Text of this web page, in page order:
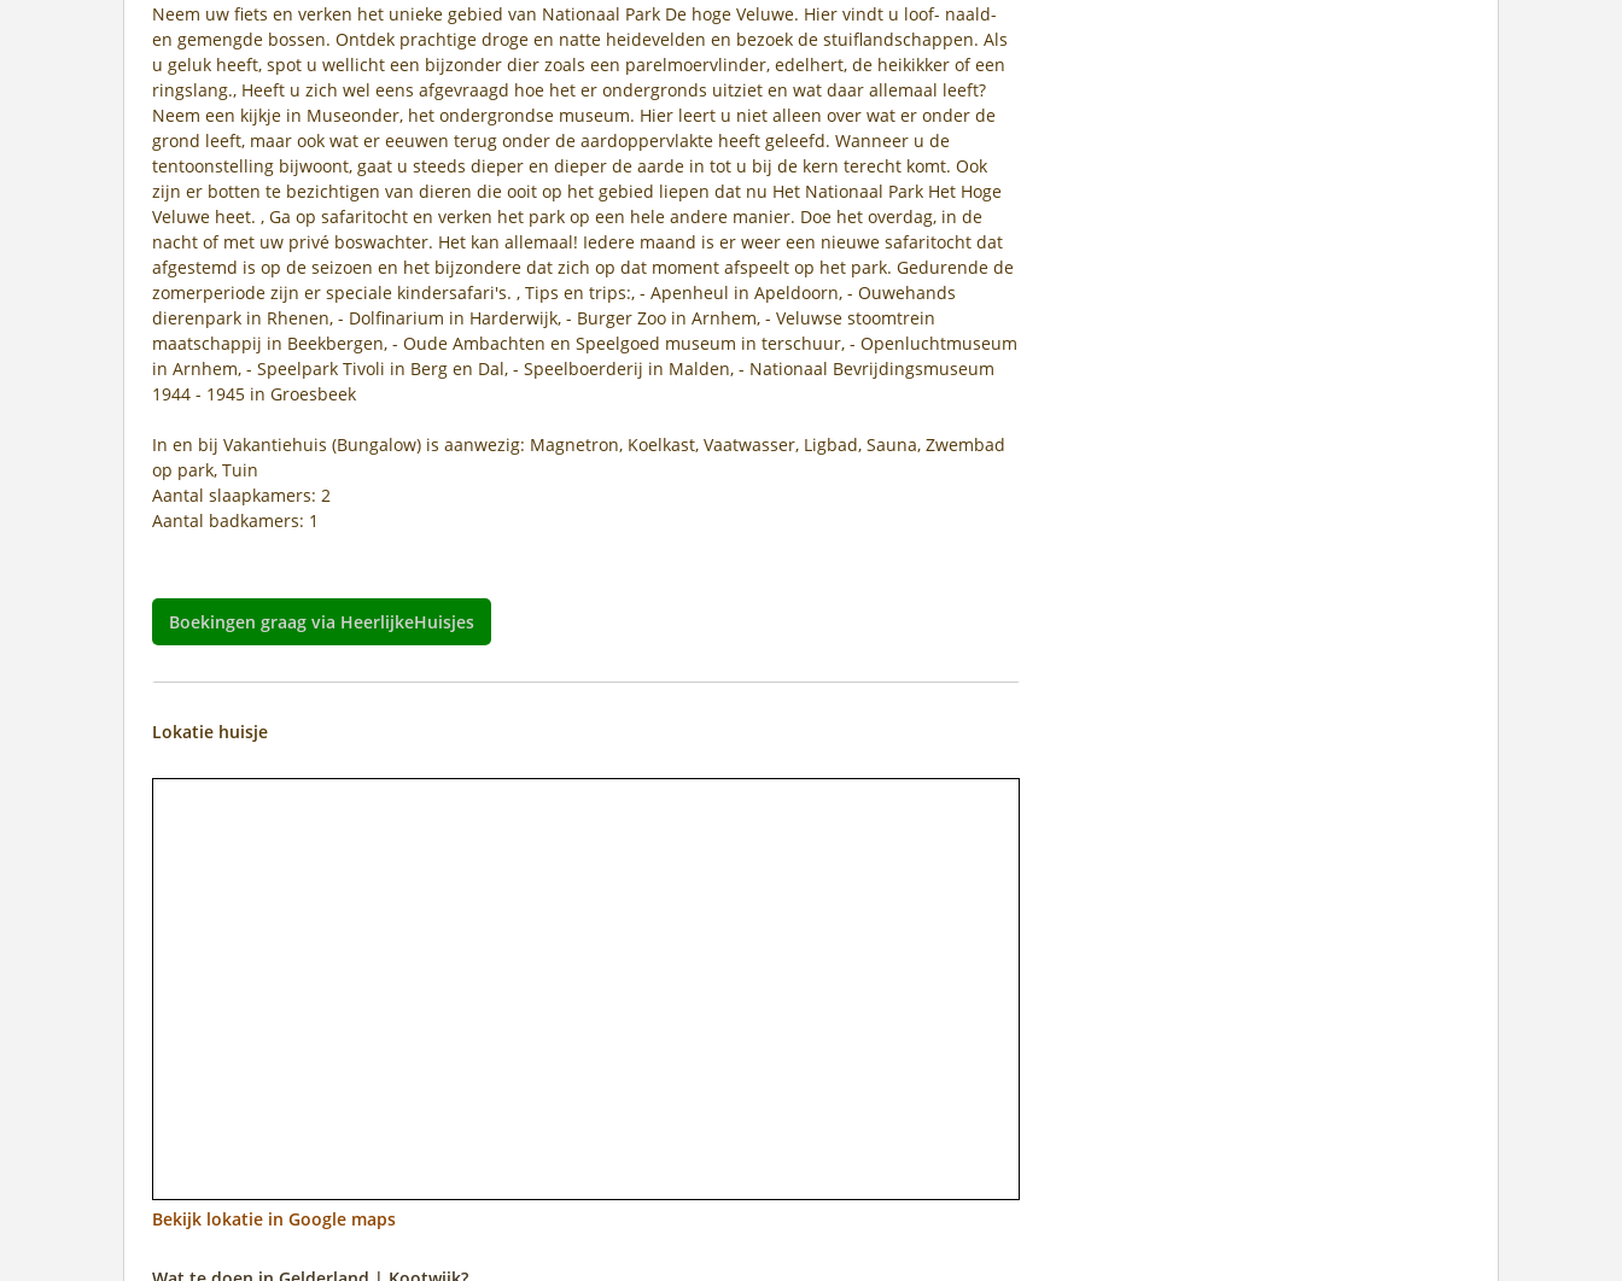
Neem uw fiets en verken het unieke gebied van Nationaal Park De hoge Veluwe. Hier vindt u loof- naald-
en gemengde bossen. Ontdek prachtige droge en natte heidevelden en bezoek de stuiflandschappen. Als
u geluk heeft, spot u wellicht een bijzonder dier zoals een parelmoervlinder, edelhert, de heikikker of een
ringslang., Heeft u zich wel eens afgevraagd hoe het er ondergronds uitziet en wat daar allemaal leeft?
Neem een kijkje in Museonder, het ondergrondse museum. Hier leert u niet alleen over wat er onder de
grond leeft, maar ook wat er eeuwen terug onder de aardoppervlakte heeft geleefd. Wanneer u de
tentoonstelling bijwoont, gaat u steeds dieper en dieper de aarde in tot u bij de kern terecht komt. Ook
zijn er botten te bezichtigen van dieren die ooit op het gebied liepen dat nu Het Nationaal Park Het Hoge
Veluwe heet. , Ga op safaritocht en verken het park op een hele andere manier. Doe het overdag, in de
nacht of met uw privé boswachter. Het kan allemaal! Iedere maand is er weer een nieuwe safaritocht dat
afgestemd is op de seizoen en het bijzondere dat zich op dat moment afspeelt op het park. Gedurende de
zomerperiode zijn er speciale kindersafari's. , Tips en trips:, - Apenheul in Apeldoorn, - Ouwehands
dierenpark in Rhenen, - Dolfinarium in Harderwijk, - Burger Zoo in Arnhem, - Veluwse stoomtrein
maatschappij in Beekbergen, - Oude Ambachten en Speelgoed museum in terschuur, - Openluchtmuseum
in Arnhem, - Speelpark Tivoli in Berg en Dal, - Speelboerderij in Malden, - Nationaal Bevrijdingsmuseum
1944 - 1945 in Groesbeek
In en bij Vakantiehuis (Bungalow) is aanwezig: Magnetron, Koelkast, Vaatwasser, Ligbad, Sauna, Zwembad
op park, Tuin
Aantal slaapkamers: 2
Aantal badkamers: 1
Boekingen graag via HeerlijkeHuisjes
Lokatie huisje
Bekijk lokatie in Google maps